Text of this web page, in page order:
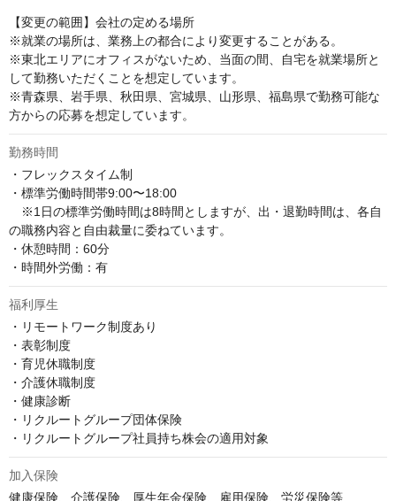
【変更の範囲】会社の定める場所
※就業の場所は、業務上の都合により変更することがある。
※東北エリアにオフィスがないため、当面の間、自宅を就業場所と
して勤務いただくことを想定しています。
※青森県、岩手県、秋田県、宮城県、山形県、福島県で勤務可能な
方からの応募を想定しています。
勤務時間
・フレックスタイム制
・標準労働時間帯9:00〜18:00
※1日の標準労働時間は8時間としますが、出・退勤時間は、各自
の職務内容と自由裁量に委ねています。
・休憩時間：60分
・時間外労働：有
福利厚生
・リモートワーク制度あり
・表彰制度
・育児休職制度
・介護休職制度
・健康診断
・リクルートグループ団体保険
・リクルートグループ社員持ち株会の適用対象
加入保険
健康保険、介護保険、厚生年金保険、雇用保険、労災保険等